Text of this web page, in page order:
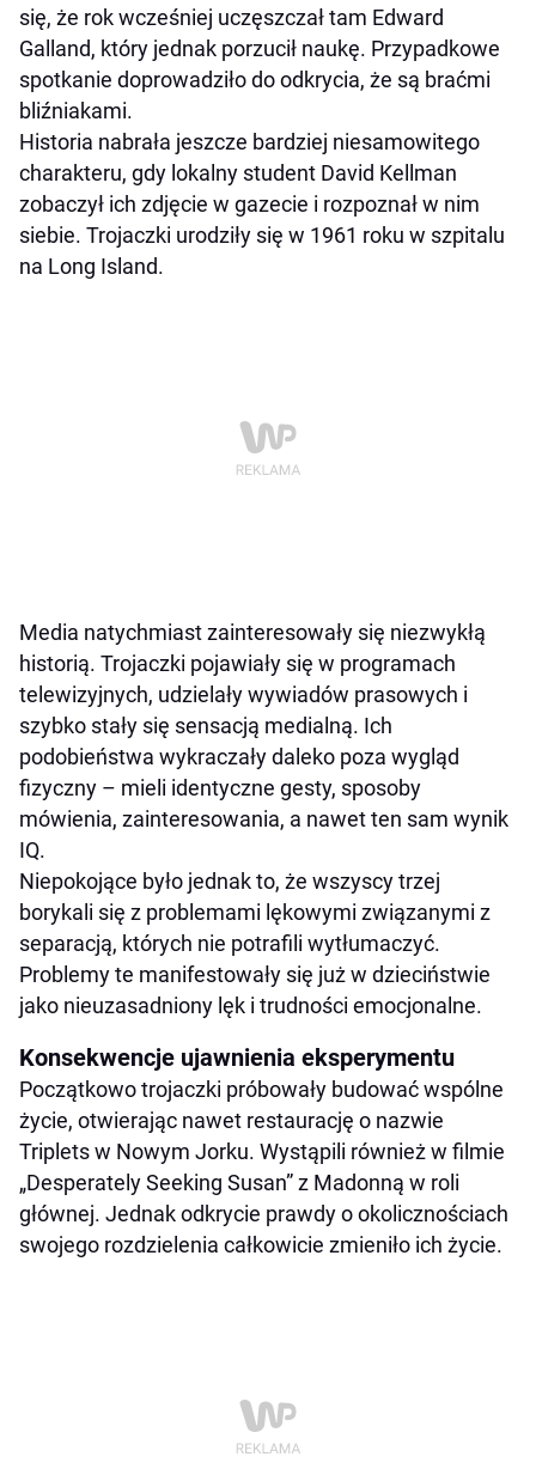
się, że rok wcześniej uczęszczał tam Edward
Galland, który jednak porzucił naukę. Przypadkowe
spotkanie doprowadziło do odkrycia, że są braćmi
bliźniakami.
Historia nabrała jeszcze bardziej niesamowitego
charakteru, gdy lokalny student David Kellman
zobaczył ich zdjęcie w gazecie i rozpoznał w nim
siebie. Trojaczki urodziły się w 1961 roku w szpitalu
na Long Island.
Media natychmiast zainteresowały się niezwykłą
historią. Trojaczki pojawiały się w programach
telewizyjnych, udzielały wywiadów prasowych i
szybko stały się sensacją medialną. Ich
podobieństwa wykraczały daleko poza wygląd
fizyczny – mieli identyczne gesty, sposoby
mówienia, zainteresowania, a nawet ten sam wynik
IQ.
Niepokojące było jednak to, że wszyscy trzej
borykali się z problemami lękowymi związanymi z
separacją, których nie potrafili wytłumaczyć.
Problemy te manifestowały się już w dzieciństwie
jako nieuzasadniony lęk i trudności emocjonalne.
Konsekwencje ujawnienia eksperymentu
Początkowo trojaczki próbowały budować wspólne
życie, otwierając nawet restaurację o nazwie
Triplets w Nowym Jorku. Wystąpili również w filmie
„Desperately Seeking Susan” z Madonną w roli
głównej. Jednak odkrycie prawdy o okolicznościach
swojego rozdzielenia całkowicie zmieniło ich życie.